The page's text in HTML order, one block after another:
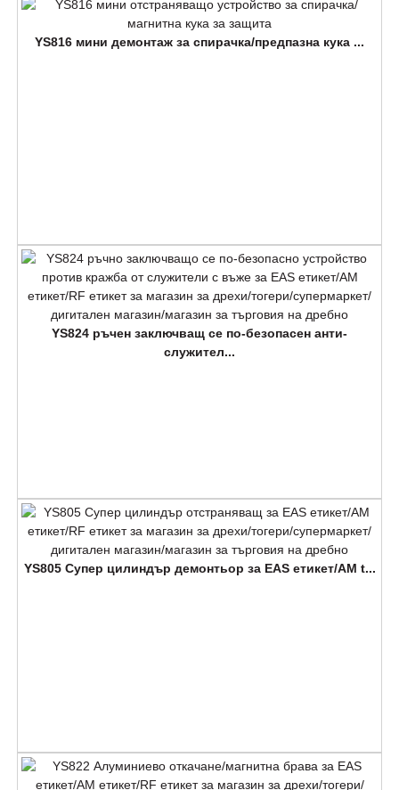
YS816 мини демонтаж за спирачка/предпазна кука ...
YS824 ръчен заключващ се по-безопасен анти-
служител...
YS805 Супер цилиндър демонтьор за EAS етикет/AM t...